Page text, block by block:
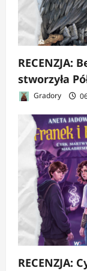
RECENZJA:
stworzyła
Gradory
RECENZJA: